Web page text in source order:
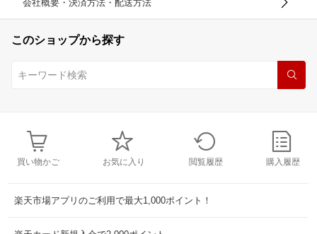
会社概要・決済方法・配送方法
このショップから探す
買い物かご お気に入り 閲覧履歴 購入履歴
楽天市場アプリのご利用で最大1,000ポイント！